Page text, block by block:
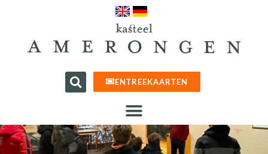
ENTREEKAARTEN